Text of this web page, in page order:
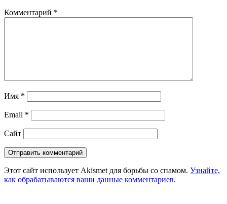
Комментарий *
Имя *
Email *
Сайт
Этот сайт использует Akismet для борьбы со спамом. Узнайте,
как обрабатываются ваши данные комментариев.